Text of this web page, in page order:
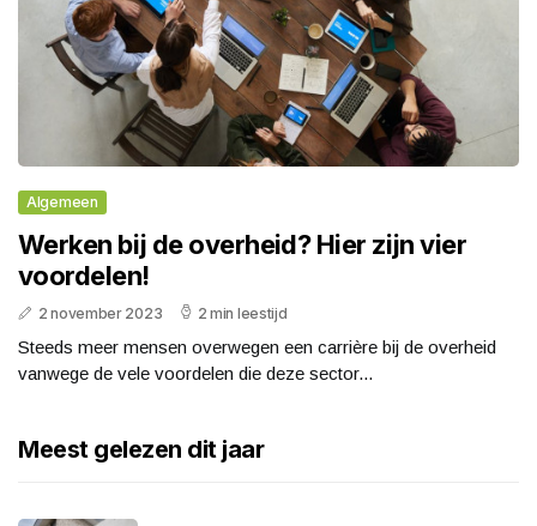
Algemeen
Werken bij de overheid? Hier zijn vier
voordelen!
2 november 2023 2 min leestijd
Steeds meer mensen overwegen een carrière bij de overheid
vanwege de vele voordelen die deze sector...
Meest gelezen dit jaar